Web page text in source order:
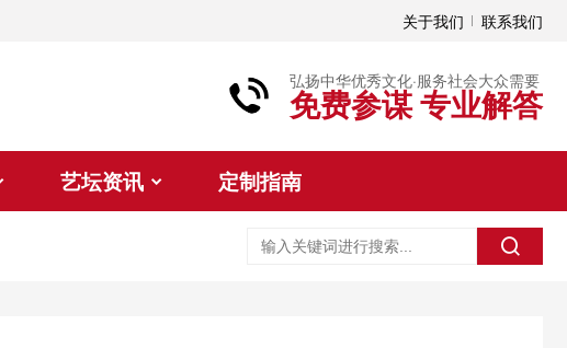
关于我们 联系我们
弘扬中华优秀文化·服务社会大众需要
免费参谋 专业解答
艺坛资讯 定制指南